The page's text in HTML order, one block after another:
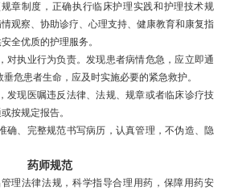
章制度，正确执行临床护理实践和护理技术规
观察、协助诊疗、心理支持、健康教育和康复指
全优质的护理服务。
对执业行为负责。发现患者病情危急，应立即通
危患者生命，应及时实施必要的紧急救护。
发现医嘱违反法律、法规、规章或者临床诊疗技
按规定报告。
确、完整规范书写病历，认真管理，不伪造、隐
药师规范
理法律法规，科学指导合理用药，保障用药安